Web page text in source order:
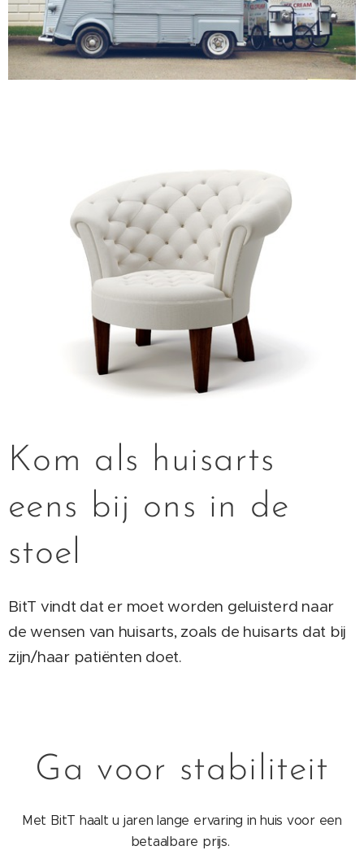
Kom als huisarts
eens bij ons in de
stoel
BitT vindt dat er moet worden geluisterd naar
de wensen van huisarts, zoals de huisarts dat bij
zijn/haar patiënten doet.
Ga voor stabiliteit
Met BitT haalt u jaren lange ervaring in huis voor een
betaalbare prijs.